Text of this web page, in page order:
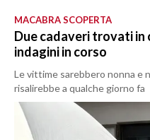
MACABRA SCOPERTA
Due cadaveri trovati in
indagini in corso
Le vittime sarebbero nonna e
risalirebbe a qualche giorno fa